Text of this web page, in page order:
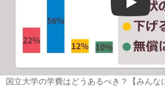
Play
国立大学の学費はどうあるべき？【みんな